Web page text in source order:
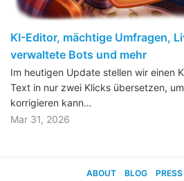
KI-Editor, mächtige Umfragen,
verwaltete Bots und mehr
Im heutigen Update stellen wir einen
Text in nur zwei Klicks übersetzen,
korrigieren kann…
Mar 31, 2026
ABOUT BLOG PRESS